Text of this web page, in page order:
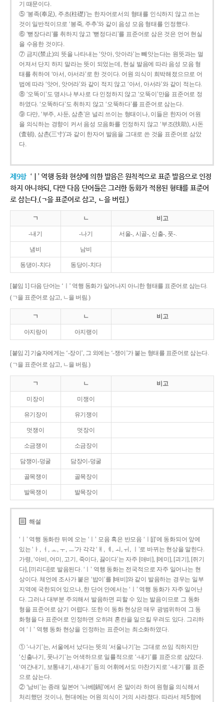
기 때문이다.
⑤ ‘봉족(奉足), 주초(柱礎)’는 한자어로서의 형태를 인식하지 않고 쓰는
것이 일반적이므로 ‘봉죽, 주추’와 같이 음성 모음 형태를 인정했다.
⑥ ‘뻗장다리’를 취하지 않고 ‘뻗정다리’를 표준어로 삼은 것은 언어 현실
을 수용한 것이다.
⑦ 금지(禁止)의 뜻을 나타내는 ‘앗아, 앗아라’는 빼앗는다는 원뜻과는 멀
어져서 단지 하지 말라는 뜻이 되었는데, 현실 발음에 따라 음성 모음 형
태를 취하여 ‘아서, 아서라’로 한 것이다. 어원 의식이 희박해졌으므로 어
법에 따라 ‘앗어, 앗어라’와 같이 적지 않고 ‘아서, 아서라’와 같이 적는다.
⑧ ‘오똑이’도 명사나 부사로 다 인정하지 않고 ‘오뚝이’만을 표준어로 정
하였다. ‘오똑하다’도 취하지 않고 ‘오뚝하다’를 표준어로 삼는다.
⑨ 다만, ‘부주, 사둔, 삼춘’은 널리 쓰이는 형태이나, 이들은 한자어 어원
을 의식하는 경향이 커서 음성 모음화를 인정하지 않고 ‘부조(扶助), 사돈
(査頓), 삼촌(三寸)’과 같이 한자어 발음을 그대로 쓴 것을 표준어로 삼았
다.
제9항 ‘ㅣ’ 역행 동화 현상에 의한 발음은 원칙적으로 표준 발음으로 인정
하지 아니하되, 다만 다음 단어들은 그러한 동화가 적용된 형태를 표준어
로 삼는다.(ㄱ을 표준어로 삼고, ㄴ을 버림.)
ㄱ ㄴ 비고
-내기 -나기 서울-, 시골-, 신출-, 풋-.
냄비 남비
동댕이-치다 동당이-치다
[붙임 1] 다음 단어는 ‘ㅣ’ 역행 동화가 일어나지 아니한 형태를 표준어로 삼는다.
(ㄱ을 표준어로 삼고, ㄴ을 버림.)
ㄱ ㄴ 비고
아지랑이 아지랭이
[붙임 2] 기술자에게는 ‘-장이’, 그 외에는 ‘-쟁이’가 붙는 형태를 표준어로 삼는다.
(ㄱ을 표준어로 삼고, ㄴ을 버림.)
ㄱ ㄴ 비고
미장이 미쟁이
유기장이 유기쟁이
멋쟁이 멋장이
소금쟁이 소금장이
담쟁이-덩굴 담장이-덩굴
골목쟁이 골목장이
발목쟁이 발목장이
해설
‘ㅣ’ 역행 동화란 뒤에 오는 ‘ㅣ’ 모음 혹은 반모음 ‘ㅣ[j]’에 동화되어 앞에
있는 ‘ㅏ, ㅓ, ㅗ, ㅜ, ㅡ’가 각각 ‘ㅐ, ㅔ, ㅚ, ㅟ, ㅣ’로 바뀌는 현상을 말한다.
가령, ‘아비, 어미, 고기, 죽이다, 끓이다’는 자주 [애비], [에미], [괴기], [쥐기
다], [끼리다]로 발음된다. ‘ㅣ’ 역행 동화는 전국적으로 자주 일어나는 현
상이다. 체언에 조사가 붙은 ‘밥이’를 [배비]와 같이 발음하는 경우는 일부
지역에 국한되어 있으나, 한 단어 안에서는 ‘ㅣ’ 역행 동화가 자주 일어난
다. 그러나 대부분 주의해서 발음하면 피할 수 있는 발음이므로 그 동화
형을 표준어로 삼기 어렵다. 또한 이 동화 현상은 매우 광범위하여 그 동
화형을 다 표준어로 인정하면 오히려 혼란을 일으킬 우려도 있다. 그리하
여 ‘ㅣ’ 역행 동화 현상을 인정하는 표준어는 최소화하였다.
① ‘-나기’는, 서울에서 났다는 뜻의 ‘서울나기’는 그대로 쓰임 직하지만
‘신출나기, 풋나기’는 어색하므로 일률적으로 ‘-내기’를 표준으로 삼았다.
‘여간내기, 보통내기, 새내기’ 등의 어휘에서도 마찬가지로 ‘-내기’를 표준
으로 삼는다.
② ‘남비’는 종래 일본어 ‘나베[鍋]’에서 온 말이라 하여 원형을 의식해서
처리했던 것이나, 현대에는 어원 의식이 거의 사라졌다. 따라서 제5항에